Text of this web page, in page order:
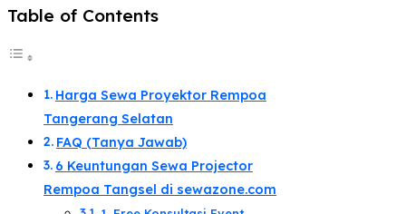
Table of Contents
Harga Sewa Proyektor Rempoa
Tangerang Selatan​
FAQ (Tanya Jawab)
6 Keuntungan Sewa Projector
Rempoa Tangsel di sewazone.com​